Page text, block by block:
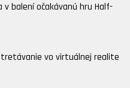
v balení očakávanú hru Half-
vo virtuálnej realite